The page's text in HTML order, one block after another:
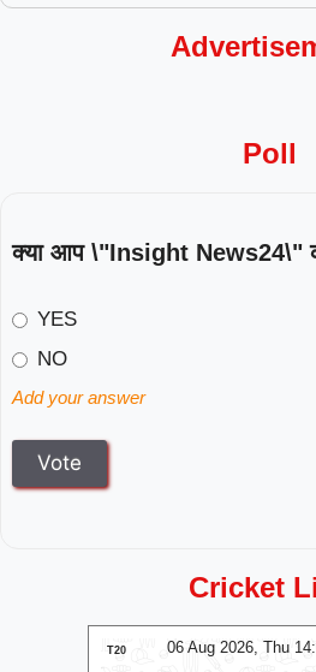
Poll
क्या आप \"Insight News24\"
YES
NO
Add your answer
Cricket
06 Aug 2026, Thu
T20